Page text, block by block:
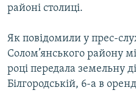
районі столиці.
Як повідомили у прес-
Солом’янського району
році передала земельну
Білгородській, 6-а в